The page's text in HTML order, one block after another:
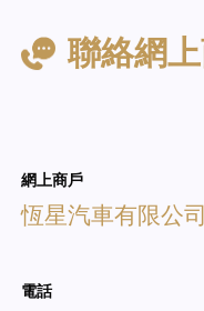
聯絡網
網上商戶
恆星汽車有限公司
電話